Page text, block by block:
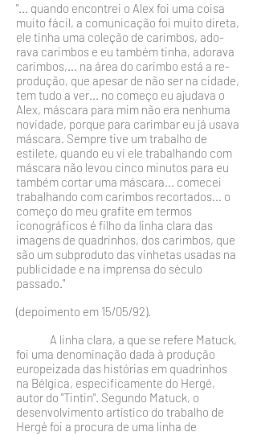
"... quando encontrei o Alex foi uma coisa
muito fácil, a comunicação foi muito dire­ta,
ele tinha uma coleção de carimbos, ado­
rava carimbos e eu também tinha, adorava
carimbos,... na área do carimbo está a re­
produção, que apesar de não ser na cidade,
tem tudo a ver... no começo eu ajudava o
Alex, máscara para mim não era nenhuma
novidade, porque para carimbar eu já usa­va
máscara. Sempre tive um trabalho de
estilete, quando eu vi ele trabalhando com
máscara não levou cinco minutos para eu
também cortar uma máscara... comecei
tra­balhando com carimbos recortados... o
co­meço do meu grafite em termos
iconográ­ficos é filho da linha clara das
imagens de quadrinhos, dos carimbos, que
são um sub­produto das vinhetas usadas na
publicidade e na imprensa do século
passado."
(depoi­mento em 15/05/92).
A linha clara, a que se refere Matuck,
foi uma deno­minação dada à produção
europeizada das histórias em qua­drinhos
na Bélgica, especificamente do Hergé,
autor do "Tintin". Segundo Matuck, o
desenvolvimento artístico do tra­balho de
Hergé foi a procura de uma linha de